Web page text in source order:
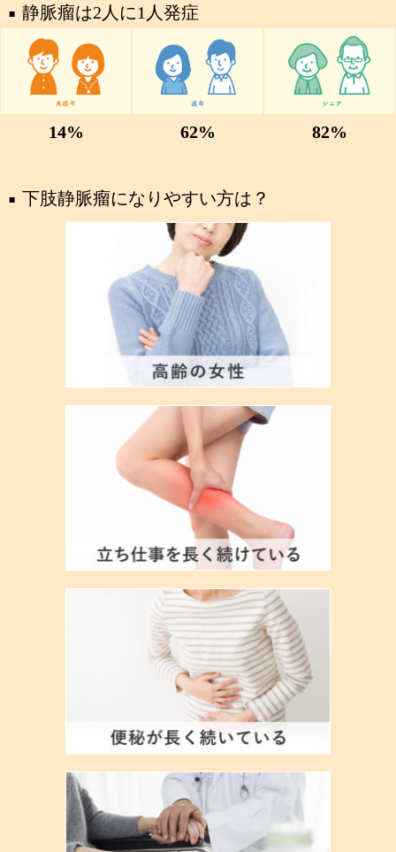
静脈瘤は2人に1人発症
14% 62% 82%
下肢静脈瘤になりやすい方は？